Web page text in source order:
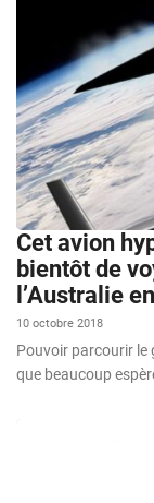
Cet avion
bientôt de
l’Australie
10 octobre 2018
Pouvoir parcourir le
que beaucoup